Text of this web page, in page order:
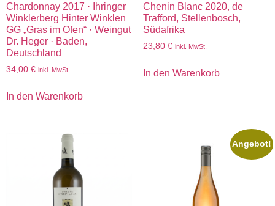
Chardonnay 2017 · Ihringer
Winklerberg Hinter Winklen
GG „Gras im Ofen“ · Weingut
Dr. Heger · Baden,
Deutschland
34,00 € inkl. MwSt.
In den Warenkorb
Chenin Blanc 2020, de
Trafford, Stellenbosch,
Südafrika
23,80 € inkl. MwSt.
In den Warenkorb
Angebot!